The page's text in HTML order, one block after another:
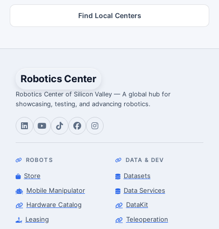
Find Local Centers
Robotics Center
Robotics Center of Silicon Valley — A global hub for
showcasing, testing, and advancing robotics.
ROBOTS
Store
Mobile Manipulator
Hardware Catalog
Leasing
DATA & DEV
Datasets
Data Services
DataKit
Teleoperation